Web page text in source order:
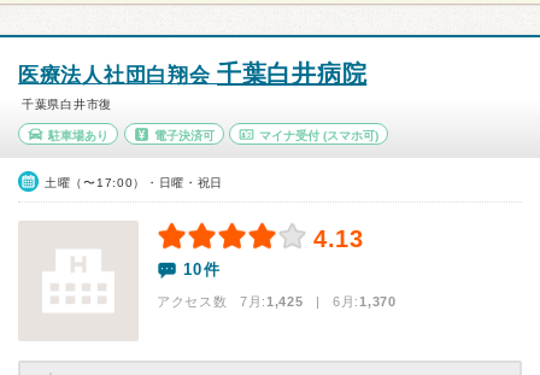
医療法人社団白翔会 千葉白井病院
千葉県白井市復
駐車場あり 電子決済可 マイナ受付 (スマホ可)
土曜（〜17:00）・日曜・祝日
4.13
10件
アクセス数 7月:1,425 | 6月:1,370